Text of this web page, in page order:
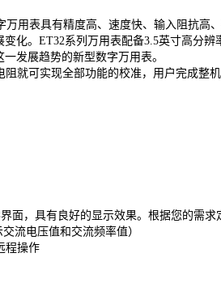
表具有精度高、速度快、输入阻抗高
化。ET32系列万用表配备3.5英寸高分
发展趋势的新型数字万用表。
就可实现全部功能的校准，用户完成整机
面，具有良好的显示效果。根据您的需
流电压值和交流频率值）
程操作